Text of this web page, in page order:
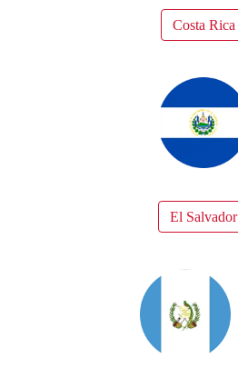
Costa Rica
El Salvador